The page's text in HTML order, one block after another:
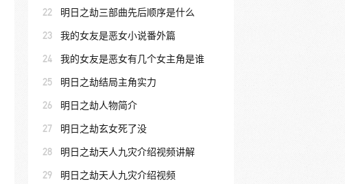
22 明日之劫三部曲先后顺序是什么
23 我的女友是恶女小说番外篇
24 我的女友是恶女有几个女主角是谁
25 明日之劫结局主角实力
26 明日之劫人物简介
27 明日之劫玄女死了没
28 明日之劫天人九灾介绍视频讲解
29 明日之劫天人九灾介绍视频